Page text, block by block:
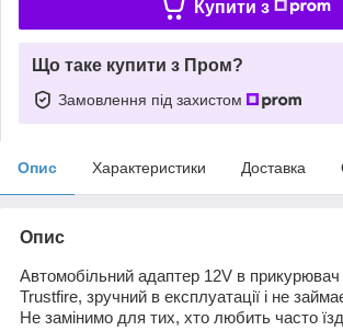
Купити з
Що таке купити з Пром?
Замовлення під захистом
Опис Характеристики Доставка
Опис
Автомобільний адаптер 12V в прикурювач
Trustfire, зручний в експлуатації і не
Не замінимо для тих, хто любить часто